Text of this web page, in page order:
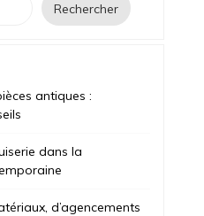
Rechercher
antiques :
dans la
d’agencements